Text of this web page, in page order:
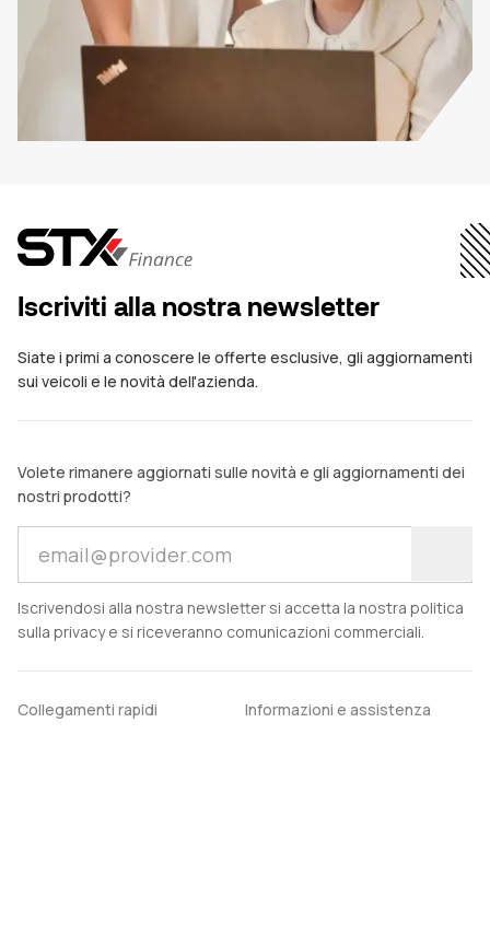
Iscriviti alla nostra newsletter
Siate i primi a conoscere le offerte esclusive, gli aggiornamenti
sui veicoli e le novità dell'azienda.
Volete rimanere aggiornati sulle novità e gli aggiornamenti dei
nostri prodotti?
Iscrivendosi alla nostra newsletter si accetta la nostra politica
sulla privacy e si riceveranno comunicazioni commerciali.
Collegamenti rapidi
Informazioni e assistenza